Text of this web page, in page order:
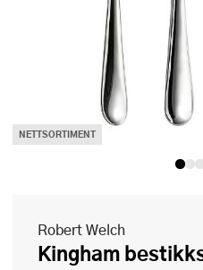
NETTSORTIMENT
Robert Welch
Kingham